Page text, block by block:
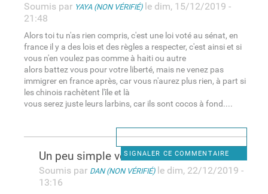
Soumis par YAYA (NON VÉRIFIÉ)le dim, 15/12/2019 -
21:48
Alors toi tu n'as rien compris, c'est une loi voté au sénat, en
france il y a des lois et des règles a respecter, c'est ainsi et si
vous n'en voulez pas comme à haiti ou autre
alors battez vous pour votre liberté, mais ne venez pas
immigrer en france après, car vous n'aurez plus rien, à part si
les chinois rachètent l'île et là
vous serez juste leurs larbins, car ils sont cocos à fond....
SIGNALER CE COMMENTAIRE
Un peu simple votre
Soumis par DAN (NON VÉRIFIÉ)le dim, 22/12/2019 -
13:16